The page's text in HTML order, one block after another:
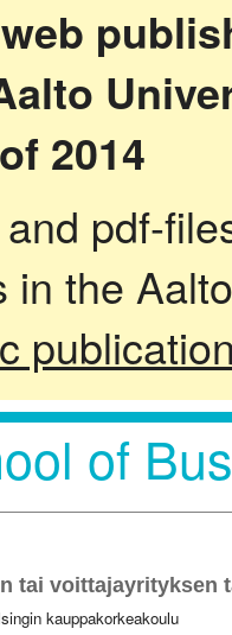
2014
pdf-
in the
of
tai voittajayrityksen
kauppakorkeakoulu